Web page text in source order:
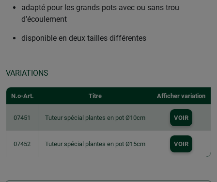
adapté pour les grands pots avec ou sans trou
d’écoulement
disponible en deux tailles différentes
VARIATIONS
N.o-Art. Titre Afficher variation
07451 Tuteur spécial plantes en pot Ø10cm VOIR
07452 Tuteur spécial plantes en pot Ø15cm VOIR